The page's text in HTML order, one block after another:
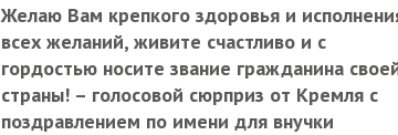
Желаю Вам крепкого здоровья и
всех желаний, живите счастливо и с
гордостью носите звание гражданина
страны! – голосовой сюрприз от Кремля с
поздравлением по имени для внучки